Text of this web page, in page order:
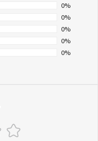
0%
0%
0%
0%
0%